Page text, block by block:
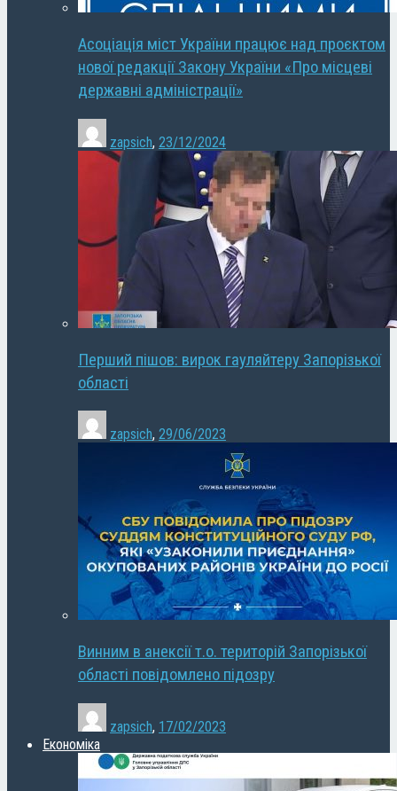
Асоціація міст України працює над проєктом
нової редакції Закону України «Про місцеві
державні адміністрації»
zapsich, 23/12/2024
Перший пішов: вирок гауляйтеру Запорізької
області
zapsich, 29/06/2023
Винним в анексії т.о. територій Запорізької
області повідомлено підозру
zapsich, 17/02/2023
Економіка